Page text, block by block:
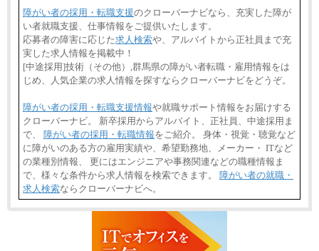
障がい者の採用・転職支援のクローバーナビなら、充実した障が
い者就職支援、仕事情報をご提供いたします。
応募者の障害に応じた求人検索や、アルバイトから正社員まで充
実した求人情報を掲載中！
[中途採用]技術（その他）,群馬県の障がい者転職・雇用情報をは
じめ、人気企業の求人情報を探すならクローバーナビをどうぞ。
障がい者の採用・転職支援情報や就職サポート情報をお届けする
クローバーナビ。 新卒採用からアルバイト、正社員、中途採用ま
で、 障がい者の採用・転職情報をご紹介。 身体・視覚・聴覚など
に障がいのある方の雇用実績や、希望勤務地、メーカー・ ITなど
の業種別情報、 更にはエンジニアや事務関連などの職種情報ま
で、様々な条件から求人情報を検索できます。 障がい者の就職・
求人検索ならクローバーナビへ。